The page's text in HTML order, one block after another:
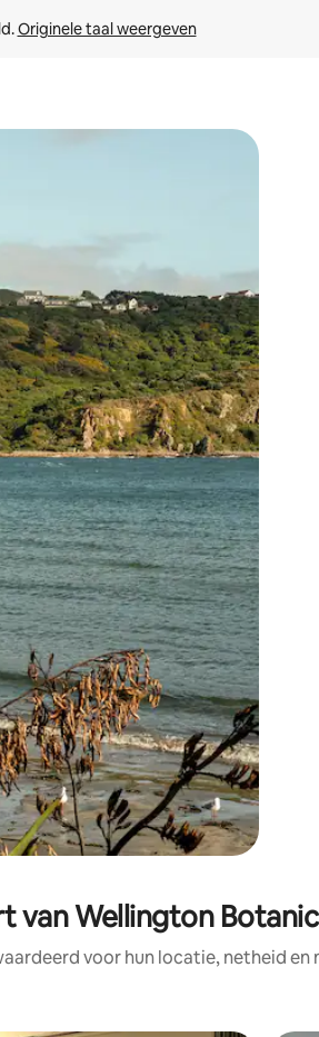
Originele taal weergeven
omlaag, óf door te tikken of swipen.
van Wellington
voor hun locatie, netheid en